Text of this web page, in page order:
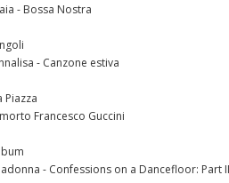
- Bossa Nostra
- Canzone estiva
Piazza
Francesco Guccini
- Confessions on a Dancefloor: Part II